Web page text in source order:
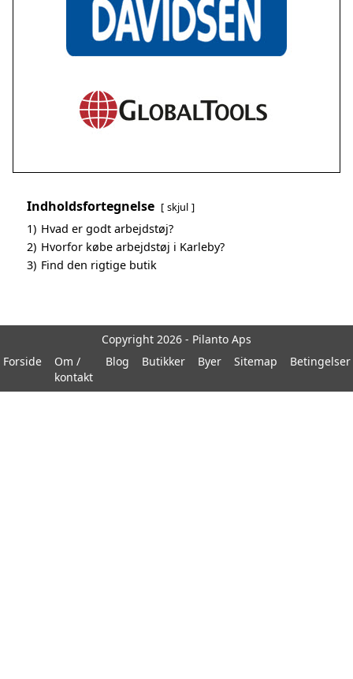
Indholdsfortegnelse skjul
1) Hvad er godt arbejdstøj?
2) Hvorfor købe arbejdstøj i Karleby?
3) Find den rigtige butik
Copyright 2026 - Pilanto Aps
Forside
Om /
kontakt
Blog Butikker Byer Sitemap Betingelser